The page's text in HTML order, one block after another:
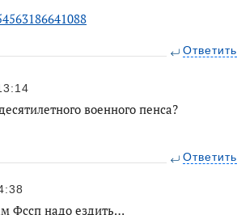
Ответить
военного пенса?
Ответить
Фссп надо ездить…